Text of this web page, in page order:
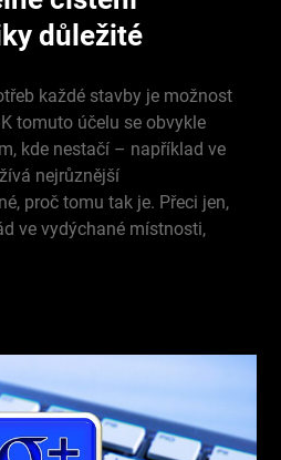
důležité
každé stavby je možnost
tomuto účelu se obvykle
kde nestačí – například ve
nejrůznější
proč tomu tak je. Přeci jen,
ve vydýchané místnosti,